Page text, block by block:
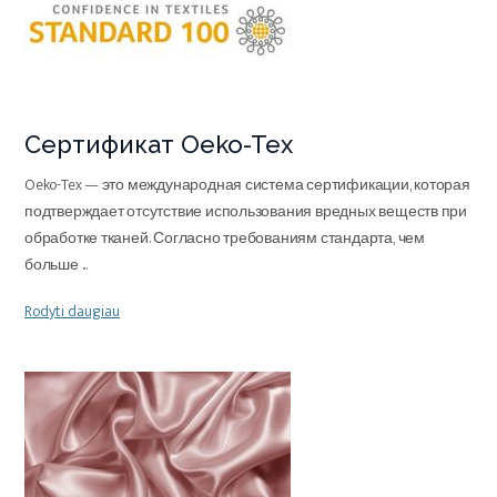
Сертификат Oeko-Tex
Oeko-Tex — это международная система сертификации, которая
подтверждает отсутствие использования вредных веществ при
обработке тканей. Согласно требованиям стандарта, чем
больше ...
Rodyti daugiau